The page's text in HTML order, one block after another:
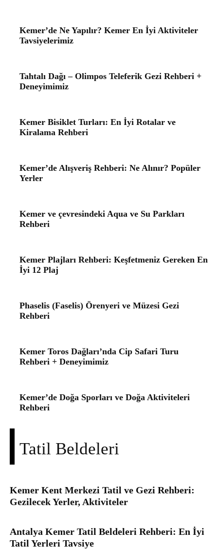
Kemer’de Ne Yapılır? Kemer En İyi Aktiviteler
Tavsiyelerimiz
Tahtalı Dağı – Olimpos Teleferik Gezi Rehberi +
Deneyimimiz
Kemer Bisiklet Turları: En İyi Rotalar ve
Kiralama Rehberi
Kemer’de Alışveriş Rehberi: Ne Alınır? Popüler
Yerler
Kemer ve çevresindeki Aqua ve Su Parkları
Rehberi
Kemer Plajları Rehberi: Keşfetmeniz Gereken En
İyi 12 Plaj
Phaselis (Faselis) Örenyeri ve Müzesi Gezi
Rehberi
Kemer Toros Dağları’nda Cip Safari Turu
Rehberi + Deneyimimiz
Kemer’de Doğa Sporları ve Doğa Aktiviteleri
Rehberi
Tatil Beldeleri
Kemer Kent Merkezi Tatil ve Gezi Rehberi:
Gezilecek Yerler, Aktiviteler
Antalya Kemer Tatil Beldeleri Rehberi: En İyi
Tatil Yerleri Tavsiye